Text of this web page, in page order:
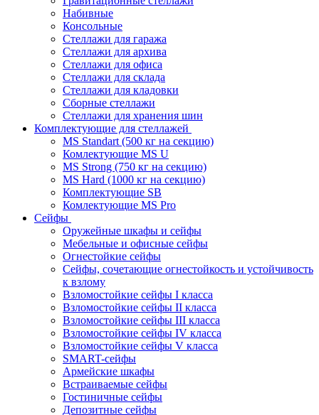
Набивные
Консольные
Стеллажи для гаража
Стеллажи для архива
Стеллажи для офиса
Стеллажи для склада
Стеллажи для кладовки
Сборные стеллажи
Стеллажи для хранения шин
Комплектующие для стеллажей
MS Standart (500 кг на секцию)
Комлектующие MS U
MS Strong (750 кг на секцию)
MS Hard (1000 кг на секцию)
Комплектующие SB
Комлектующие MS Pro
Сейфы
Оружейные шкафы и сейфы
Мебельные и офисные сейфы
Огнестойкие сейфы
Сейфы, сочетающие огнестойкость и устойчивость
к взлому
Взломостойкие сейфы I класса
Взломостойкие сейфы II класса
Взломостойкие сейфы III класса
Взломостойкие сейфы IV класса
Взломостойкие сейфы V класса
SMART-сейфы
Армейские шкафы
Встраиваемые сейфы
Гостиничные сейфы
Депозитные сейфы